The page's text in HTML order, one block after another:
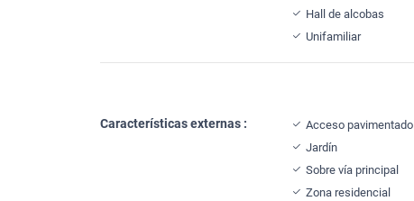
Hall de alcobas
Unifamiliar
Características externas : Acceso pavimentado
Jardín
Sobre vía principal
Zona residencial